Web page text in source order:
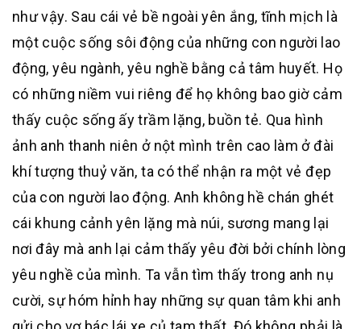
như vậy. Sau cái vẻ bề ngoài yên ắng, tĩnh mịch là
một cuộc sống sôi động của những con người lao
động, yêu ngành, yêu nghề bằng cả tâm huyết. Họ
có những niềm vui riêng để họ không bao giờ cảm
thấy cuộc sống ấy trầm lặng, buồn tẻ. Qua hình
ảnh anh thanh niên ở nột mình trên cao làm ở đài
khí tượng thuỷ văn, ta có thể nhận ra một vẻ đẹp
của con người lao động. Anh không hề chán ghét
cái khung cảnh yên lặng mà núi, sương mang lại
nơi đây mà anh lại cảm thấy yêu đời bởi chính lòng
yêu nghề của mình. Ta vẫn tìm thấy trong anh nụ
cười, sự hóm hỉnh hay những sự quan tâm khi anh